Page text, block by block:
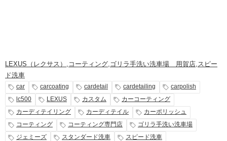
LEXUS（レクサス） , コーティング,ゴリラ手洗い洗車場 用賀店,スピー
ド洗車
car carcoating cardetail cardetailing
carpolish
lc500
LEXUS カスタム
カーコーティング
カーディテイリング
カーディテイル
カーポリッシュ
コーティング
コーティング専門店
ゴリラ手洗い洗車場
ジェミーズ
スタンダード洗車
スピード洗車